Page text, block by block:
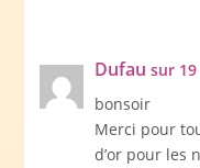
Dufau sur
bonsoir
Merci pour
d’or pour les